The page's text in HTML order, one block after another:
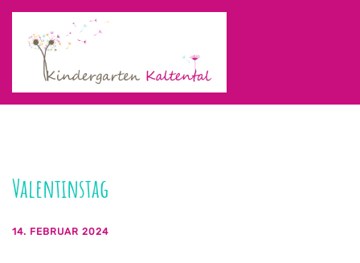
Zum
Inhalt
springen
Valentinstag
14. FEBRUAR 2024